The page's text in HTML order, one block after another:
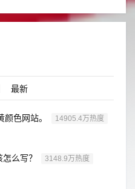
最新
色网站。 14905.4万热度
么写？ 3148.9万热度